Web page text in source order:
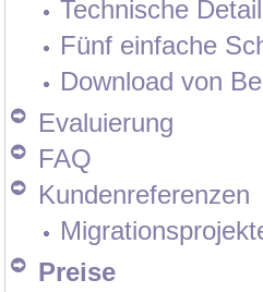
Technische
Fünf einfache
Download von
Evaluierung
FAQ
Kundenreferenzen
Preise